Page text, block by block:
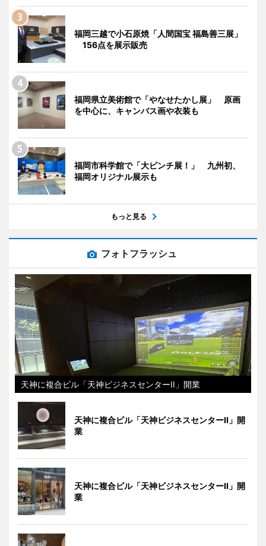
福岡三越で小石原焼「人間国宝 福島善三展」
156点を展示販売
福岡県立美術館で「やなせたかし展」 原画
を中心に、キャンバス画や衣装も
福岡市科学館で「大ピンチ展！」 九州初、
福岡オリジナル展示も
もっと見る
フォトフラッシュ
天神に複合ビル「天神ビジネスセンターII」開業
天神に複合ビル「天神ビジネスセンターII」開
業
天神に複合ビル「天神ビジネスセンターII」開
業